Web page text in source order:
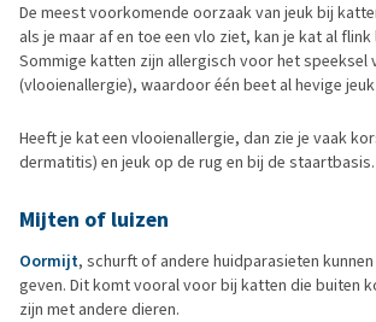
De meest voorkomende oorzaak van jeuk bij
als je maar af en toe een vlo ziet, kan je kat al
Sommige katten zijn allergisch voor het speeksel
(vlooienallergie), waardoor één beet al hevige
Heeft je kat een vlooienallergie, dan zie je vaak
dermatitis) en jeuk op de rug en bij de staartbasis.
Mijten of luizen
Oormijt, schurft of andere huidparasieten
geven. Dit komt vooral voor bij katten die buiten
zijn met andere dieren.